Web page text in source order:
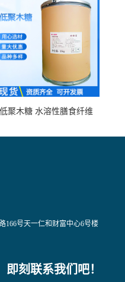
低聚木糖 水溶性膳食纤维
166号天一仁和财富中心6号楼
即刻联系我们吧！